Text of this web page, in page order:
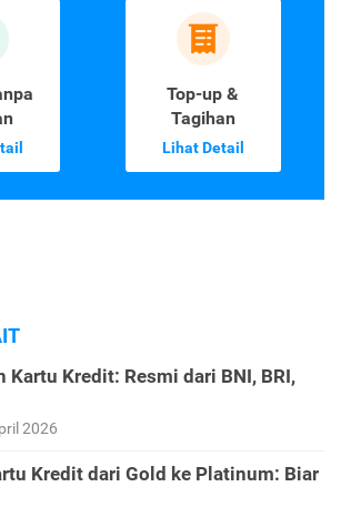
Top-up &
Tagihan
Lihat Detail
Kartu Kredit: Resmi dari BNI, BRI,
2026
Kredit dari Gold ke Platinum: Biar